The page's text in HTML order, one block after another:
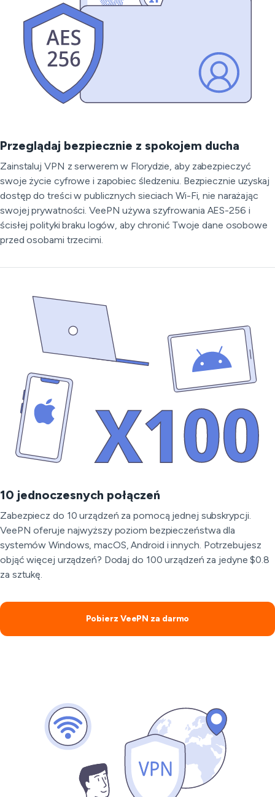
Przeglądaj bezpiecznie z spokojem ducha
Zainstaluj VPN z serwerem w Florydzie, aby zabezpieczyć
swoje życie cyfrowe i zapobiec śledzeniu. Bezpiecznie uzyskaj
dostęp do treści w publicznych sieciach Wi-Fi, nie narażając
swojej prywatności. VeePN używa szyfrowania AES-256 i
ścisłej polityki braku logów, aby chronić Twoje dane osobowe
przed osobami trzecimi.
10 jednoczesnych połączeń
Zabezpiecz do 10 urządzeń za pomocą jednej subskrypcji.
VeePN oferuje najwyższy poziom bezpieczeństwa dla
systemów Windows, macOS, Android i innych. Potrzebujesz
objąć więcej urządzeń? Dodaj do 100 urządzeń za jedyne $0.8
za sztukę.
Pobierz VeePN za darmo